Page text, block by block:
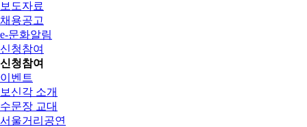
보도자료
채용공고
e-문화알림
신청참여
신청참여
이벤트
보신각 소개
수문장 교대
서울거리공연